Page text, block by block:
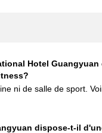
Hotel
ni de salle de sport.
dispose-t-il